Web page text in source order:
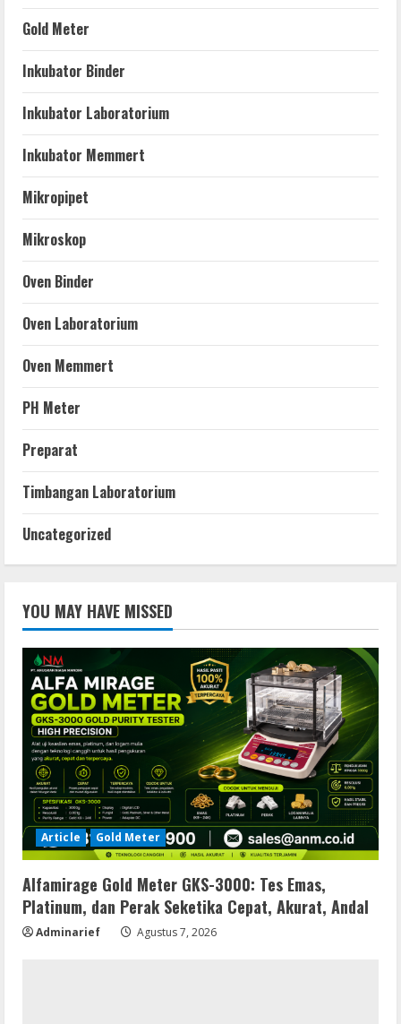
Gold Meter
Inkubator Binder
Inkubator Laboratorium
Inkubator Memmert
Mikropipet
Mikroskop
Oven Binder
Oven Laboratorium
Oven Memmert
PH Meter
Preparat
Timbangan Laboratorium
Uncategorized
YOU MAY HAVE MISSED
Article Gold Meter
Alfamirage Gold Meter GKS-3000: Tes Emas,
Platinum, dan Perak Seketika Cepat, Akurat, Andal
Adminarief Agustus 7, 2026